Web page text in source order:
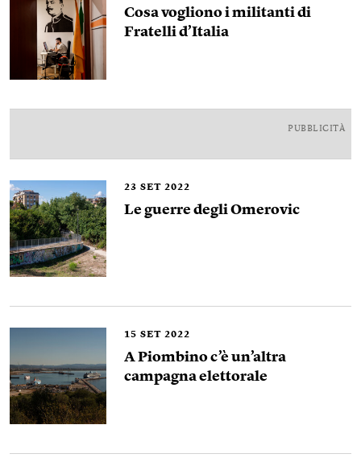
Cosa vogliono i militanti di
Fratelli d’Italia
PUBBLICITÀ
23 SET 2022
Le guerre degli Omerovic
15 SET 2022
A Piombino c’è un’altra
campagna elettorale